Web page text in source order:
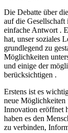
Die Debatte über
auf die
einfache Antwort .
hat, unser soziales
grundlegend zu
Möglichkeiten
und einige der
berücksichtigen .
Erstens ist es
neue
Innovation eröffnet
haben es den
zu verbinden,